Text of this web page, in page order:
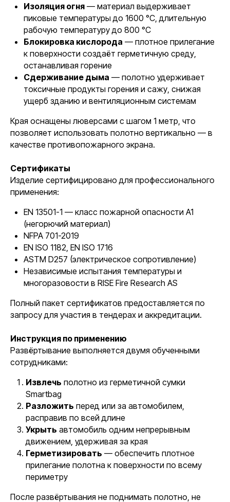
Изоляция огня — материал выдерживает
пиковые температуры до 1600 °C, длительную
рабочую температуру до 800 °C
Блокировка кислорода — плотное прилегание
к поверхности создаёт герметичную среду,
останавливая горение
Сдерживание дыма — полотно удерживает
токсичные продукты горения и сажу, снижая
ущерб зданию и вентиляционным системам
Края оснащены люверсами с шагом 1 метр, что
позволяет использовать полотно вертикально — в
качестве противопожарного экрана.
Сертификаты
Изделие сертифицировано для профессионального
применения:
EN 13501-1 — класс пожарной опасности A1
(негорючий материал)
NFPA 701-2019
EN ISO 1182, EN ISO 1716
ASTM D257 (электрическое сопротивление)
Независимые испытания температуры и
многоразовости в RISE Fire Research AS
Полный пакет сертификатов предоставляется по
запросу для участия в тендерах и аккредитации.
Инструкция по применению
Развёртывание выполняется двумя обученными
сотрудниками:
Извлечь полотно из герметичной сумки
Smartbag
Разложить перед или за автомобилем,
расправив по всей длине
Укрыть автомобиль одним непрерывным
движением, удерживая за края
Герметизировать — обеспечить плотное
прилегание полотна к поверхности по всему
периметру
После развёртывания не поднимать полотно, не